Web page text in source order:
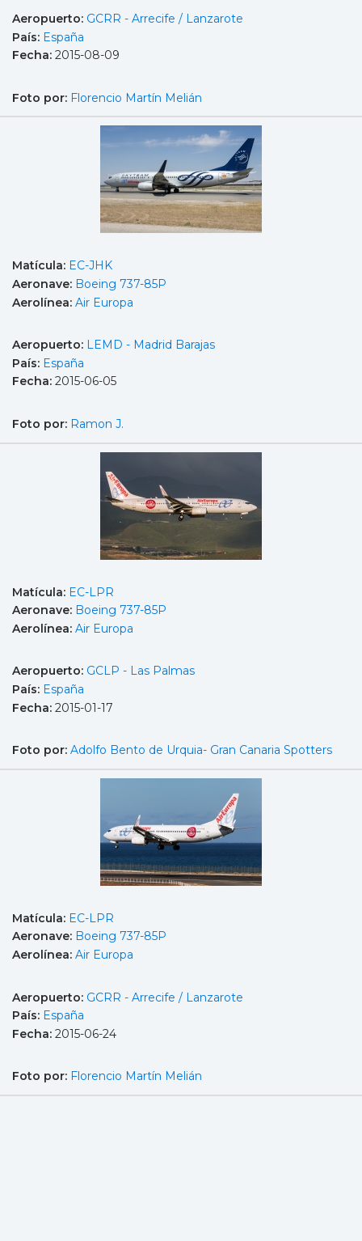
Aeropuerto: GCRR - Arrecife / Lanzarote
País: España
Fecha: 2015-08-09
Foto por: Florencio Martín Melián
Matícula: EC-JHK
Aeronave: Boeing 737-85P
Aerolínea: Air Europa
Aeropuerto: LEMD - Madrid Barajas
País: España
Fecha: 2015-06-05
Foto por: Ramon J.
Matícula: EC-LPR
Aeronave: Boeing 737-85P
Aerolínea: Air Europa
Aeropuerto: GCLP - Las Palmas
País: España
Fecha: 2015-01-17
Foto por: Adolfo Bento de Urquia- Gran Canaria Spotters
Matícula: EC-LPR
Aeronave: Boeing 737-85P
Aerolínea: Air Europa
Aeropuerto: GCRR - Arrecife / Lanzarote
País: España
Fecha: 2015-06-24
Foto por: Florencio Martín Melián